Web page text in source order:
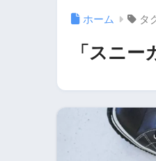
ホーム タ
「スニー